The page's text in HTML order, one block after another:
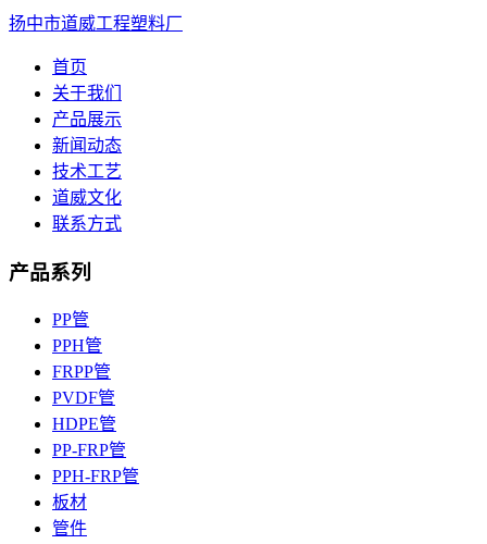
扬中市道威工程塑料厂
首页
关于我们
产品展示
新闻动态
技术工艺
道威文化
联系方式
产品系列
PP管
PPH管
FRPP管
PVDF管
HDPE管
PP-FRP管
PPH-FRP管
板材
管件